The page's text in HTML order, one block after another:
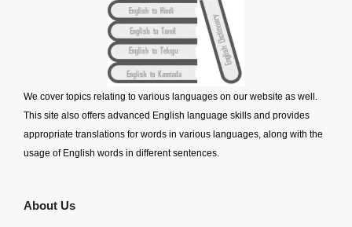
We cover topics relating to various languages on our website as well.
This site also offers advanced English language skills and provides
appropriate translations for words in various languages, along with the
usage of English words in different sentences.
About Us